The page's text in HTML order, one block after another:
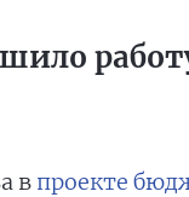
в проекте